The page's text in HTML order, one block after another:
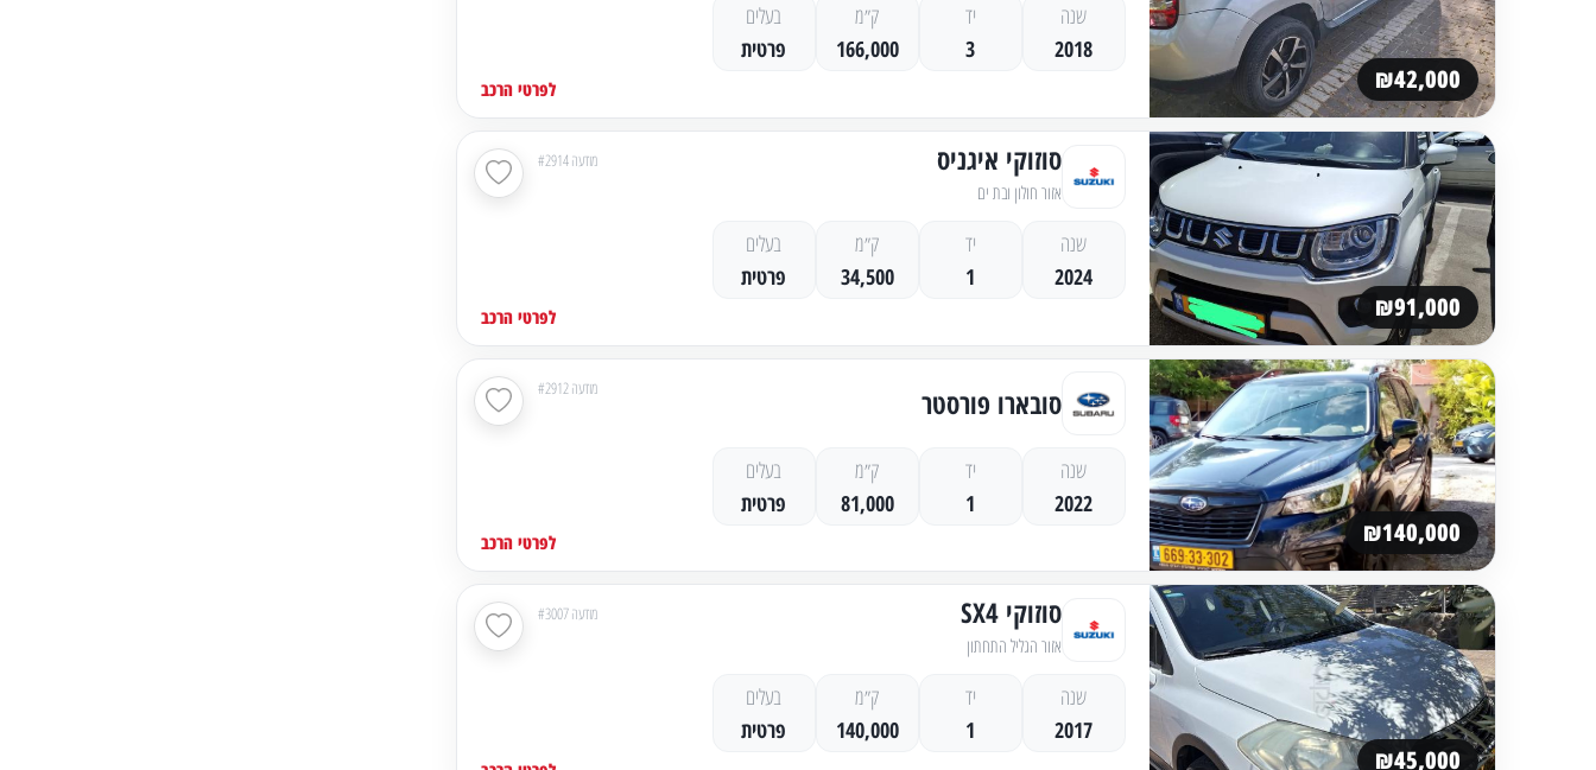
₪42,000
שנה
2018
יד
3
ק״מ
166,000
בעלים
פרטית
לפרטי הרכב
₪91,000
סוזוקי איגניס
אזור חולון ובת ים
מודעה #2914
שנה
2024
יד
1
ק״מ
34,500
בעלים
פרטית
לפרטי הרכב
₪140,000
סובארו פורסטר מודעה #2912
שנה
2022
יד
1
ק״מ
81,000
בעלים
פרטית
לפרטי הרכב
₪45,000
סוזוקי SX4
אזור הגליל התחתון
מודעה #3007
שנה
2017
יד
1
ק״מ
140,000
בעלים
פרטית